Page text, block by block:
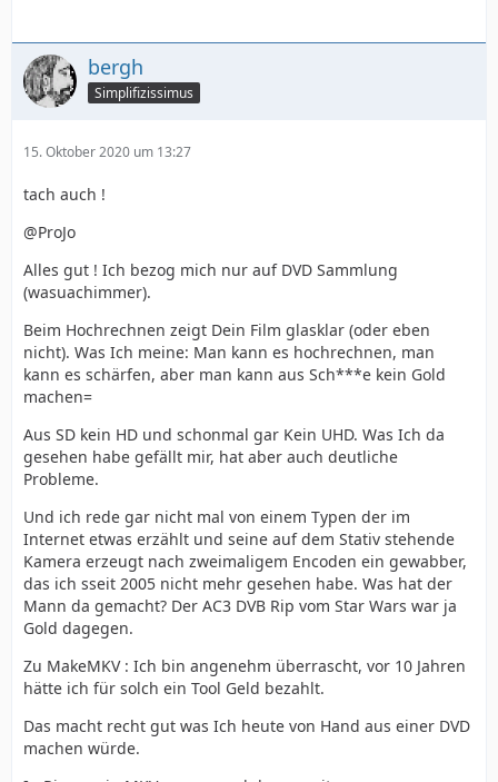
bergh
Simplifizissimus
15. Oktober 2020 um 13:27
tach auch !
@ProJo
Alles gut ! Ich bezog mich nur auf DVD Sammlung
(wasuachimmer).
Beim Hochrechnen zeigt Dein Film glasklar (oder eben
nicht). Was Ich meine: Man kann es hochrechnen, man
kann es schärfen, aber man kann aus Sch***e kein Gold
machen=
Aus SD kein HD und schonmal gar Kein UHD. Was Ich da
gesehen habe gefällt mir, hat aber auch deutliche
Probleme.
Und ich rede gar nicht mal von einem Typen der im
Internet etwas erzählt und seine auf dem Stativ stehende
Kamera erzeugt nach zweimaligem Encoden ein gewabber,
das ich sseit 2005 nicht mehr gesehen habe. Was hat der
Mann da gemacht? Der AC3 DVB Rip vom Star Wars war ja
Gold dagegen.
Zu MakeMKV : Ich bin angenehm überrascht, vor 10 Jahren
hätte ich für solch ein Tool Geld bezahlt.
Das macht recht gut was Ich heute von Hand aus einer DVD
machen würde.